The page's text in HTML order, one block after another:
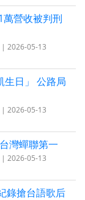
營收被判刑
| 2026-05-13
生日」 公路局
| 2026-05-13
灣蟬聯第一
| 2026-05-13
錄搶台語歌后